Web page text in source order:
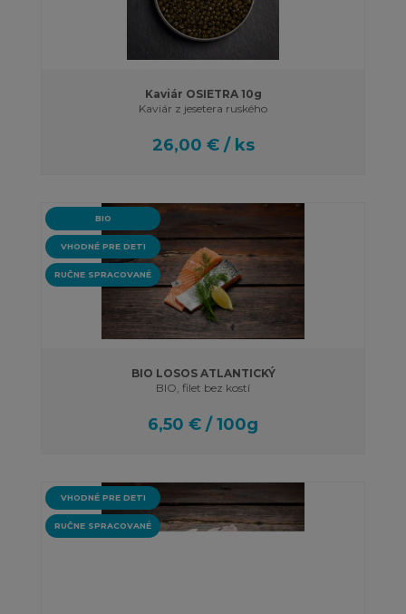
Kaviár OSIETRA 10g
Kaviár z jesetera ruského
26,00 € / ks
BIO
VHODNÉ PRE DETI
RUČNE SPRACOVANÉ
BIO LOSOS ATLANTICKÝ
BIO, filet bez kostí
6,50 € / 100g
VHODNÉ PRE DETI
RUČNE SPRACOVANÉ